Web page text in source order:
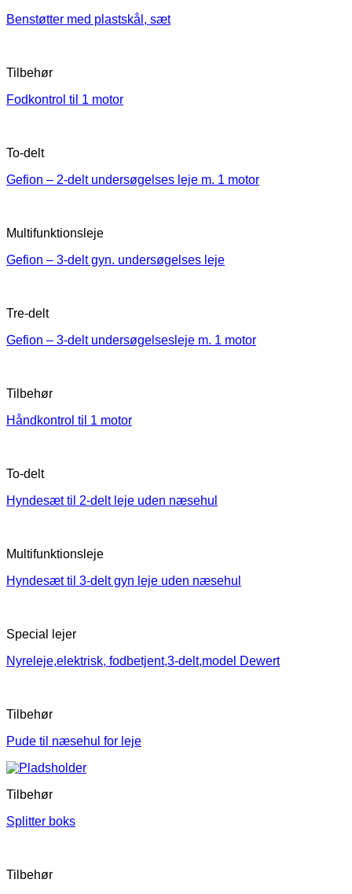
Benstøtter med plastskål, sæt
Tilbehør
Fodkontrol til 1 motor
To-delt
Gefion – 2-delt undersøgelses leje m. 1 motor
Multifunktionsleje
Gefion – 3-delt gyn. undersøgelses leje
Tre-delt
Gefion – 3-delt undersøgelsesleje m. 1 motor
Tilbehør
Håndkontrol til 1 motor
To-delt
Hyndesæt til 2-delt leje uden næsehul
Multifunktionsleje
Hyndesæt til 3-delt gyn leje uden næsehul
Special lejer
Nyreleje,elektrisk, fodbetjent,3-delt,model Dewert
Tilbehør
Pude til næsehul for leje
Tilbehør
Splitter boks
Tilbehør